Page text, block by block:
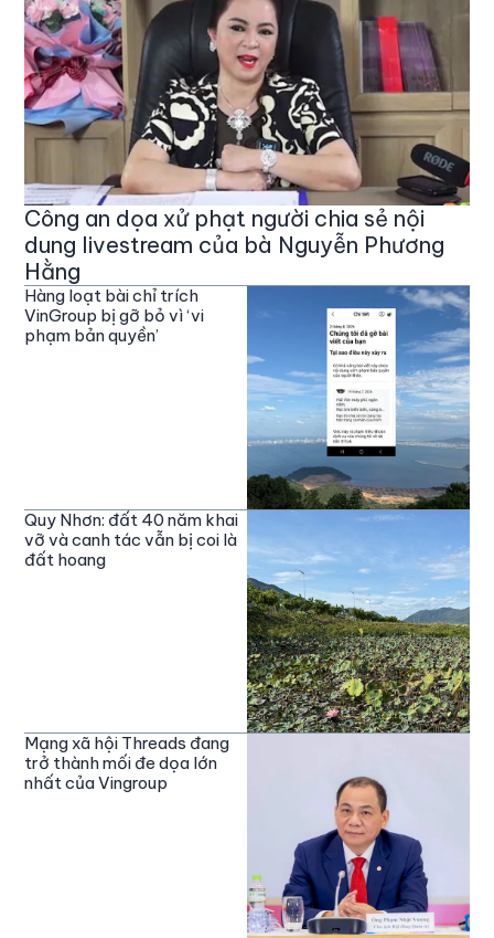
Công an dọa xử phạt người chia sẻ nội
dung livestream của bà Nguyễn Phương
Hằng
Hàng loạt bài chỉ trích
VinGroup bị gỡ bỏ vì ‘vi
phạm bản quyền’
Quy Nhơn: đất 40 năm khai
vỡ và canh tác vẫn bị coi là
đất hoang
Mạng xã hội Threads đang
trở thành mối đe dọa lớn
nhất của Vingroup